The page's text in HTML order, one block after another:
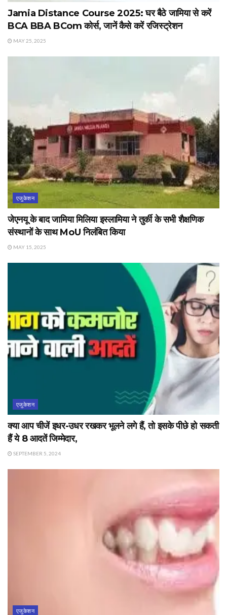
Jamia Distance Course 2025: घर बैठे जामिया से करें
BCA BBA BCom कोर्स, जानें कैसे करें रजिस्ट्रेशन
MAY 25, 2025
एजुकेशन
जेएनयू के बाद जामिया मिलिया इस्लामिया ने तुर्की के सभी शैक्षणिक
संस्थानों के साथ MoU निलंबित किया
MAY 15, 2025
एजुकेशन
क्या आप चीजें इधर-उधर रखकर भूलने लगे हैं, तो इसके पीछे हो सकती
हैं ये 8 आदतें जिम्मेदार,
SEPTEMBER 5, 2024
एजुकेशन